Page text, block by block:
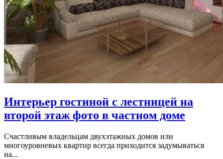
Интерьер гостиной с лестницей на
второй этаж фото в частном доме
Счастливым владельцам двухэтажных домов или
многоуровневых квартир всегда приходится задумываться
на...